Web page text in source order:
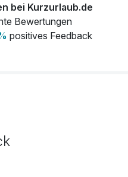
dem Zimmer 30,00 €
bei Kurzurlaub.de
Bewertungen
positives Feedback